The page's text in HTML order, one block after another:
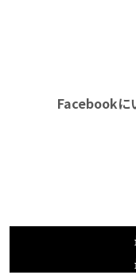
Facebookに